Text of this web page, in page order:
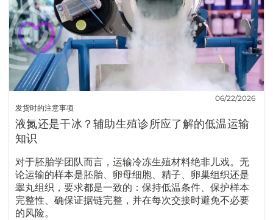
发货时的注意事项
06/22/2026
液氮还是干冰？辅助生殖诊所应了解的低温运输
知识
对于胚胎学团队而言，运输冷冻生殖材料绝非儿戏。无
论运输的样本是胚胎、卵母细胞、精子、卵巢组织还是
睾丸组织，要求都是一致的：保持低温条件、保护样本
完整性、确保证据链完整，并在每次交接时避免不必要
的风险。